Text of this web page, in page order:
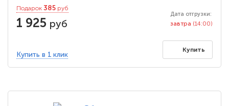
Подарок 385 руб
1 925 руб
Дата отгрузки:
завтра (14:00)
Купить в 1 клик
Купить